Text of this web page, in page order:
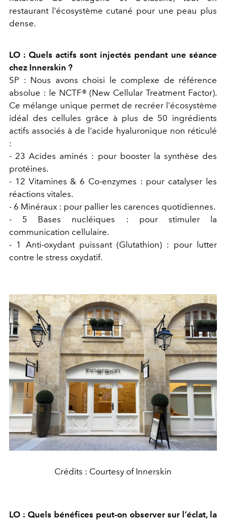
restaurant l'écosystème cutané pour une peau plus
dense.
LO : Quels actifs sont injectés pendant une séance
chez Innerskin ?
SP : Nous avons choisi le complexe de référence
absolue : le NCTF® (New Cellular Treatment Factor).
Ce mélange unique permet de recréer l'écosystème
idéal des cellules grâce à plus de 50 ingrédients
actifs associés à de l'acide hyaluronique non réticulé
:
- 23 Acides aminés : pour booster la synthèse des
protéines.
- 12 Vitamines & 6 Co-enzymes : pour catalyser les
réactions vitales.
- 6 Minéraux : pour pallier les carences quotidiennes.
- 5 Bases nucléiques : pour stimuler la
communication cellulaire.
- 1 Anti-oxydant puissant (Glutathion) : pour lutter
contre le stress oxydatif.
Crédits : Courtesy of Innerskin
LO : Quels bénéfices peut-on observer sur l’éclat, la